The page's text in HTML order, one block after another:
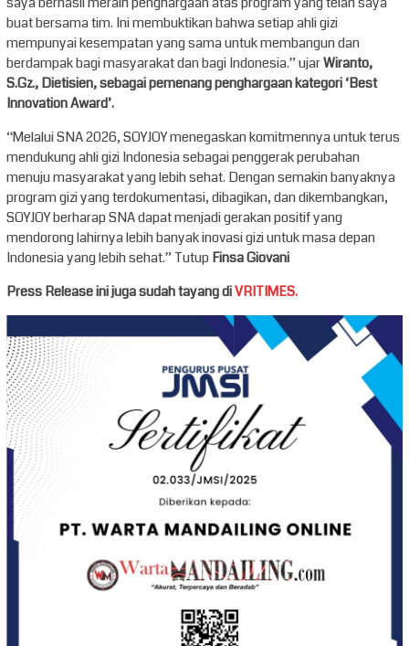
buat bersama tim. Ini membuktikan bahwa setiap ahli gizi
mempunyai kesempatan yang sama untuk membangun dan
berdampak bagi masyarakat dan bagi Indonesia.” ujarWiranto,
S.Gz., Dietisien, sebagai pemenang penghargaan kategori ‘Best
Innovation Award’.
“Melalui SNA 2026, SOYJOY menegaskan komitmennya untuk terus
mendukung ahli gizi Indonesia sebagai penggerak perubahan
menuju masyarakat yang lebih sehat. Dengan semakin banyaknya
program gizi yang terdokumentasi, dibagikan, dan dikembangkan,
SOYJOY berharap SNA dapat menjadi gerakan positif yang
mendorong lahirnya lebih banyak inovasi gizi untuk masa depan
Indonesia yang lebih sehat.” TutupFinsa Giovani
Press Release ini juga sudah tayang diVRITIMES.